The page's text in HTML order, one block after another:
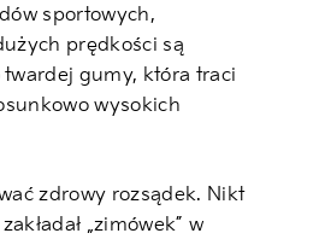
sportowych,
prędkości są
gumy, która traci
wysokich
zdrowy rozsądek. Nikt
„zimówek” w